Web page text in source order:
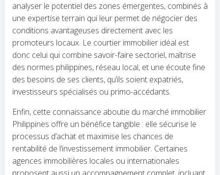
analyser le potentiel des zones émergentes, combinés à
une expertise terrain qui leur permet de négocier des
conditions avantageuses directement avec les
promoteurs locaux. Le courtier immobilier idéal est
donc celui qui combine savoir-faire sectoriel, maîtrise
des normes philippines, réseau local, et une écoute fine
des besoins de ses clients, qu’ils soient expatriés,
investisseurs spécialisés ou primo-accédants.
Enfin, cette connaissance aboutie du marché immobilier
Philippines offre un bénéfice tangible : elle sécurise le
processus d’achat et maximise les chances de
rentabilité de l’investissement immobilier. Certaines
agences immobilières locales ou internationales